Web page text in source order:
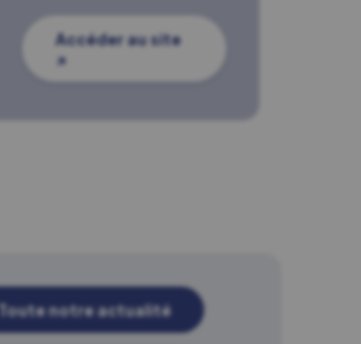
Accéder au site
↗
Toute notre actualité